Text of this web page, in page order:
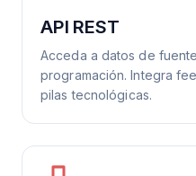
API REST
Acceda a datos de
programación. Integra
pilas tecnológicas.